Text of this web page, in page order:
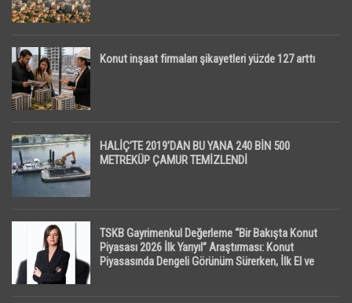
Konut inşaat firmaları şikayetleri yüzde 127 arttı
HALİÇ’TE 2019’DAN BU YANA 240 BİN 500
METREKÜP ÇAMUR TEMİZLENDİ
TSKB Gayrimenkul Değerleme “Bir Bakışta Konut
Piyasası 2026 İlk Yarıyıl” Araştırması: Konut
Piyasasında Dengeli Görünüm Sürerken, İlk El ve